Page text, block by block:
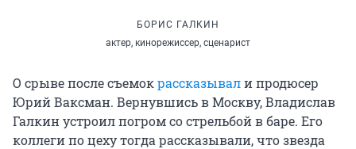
БОРИС ГАЛКИН
актер, кинорежиссер, сценарист
О срыве после съемокрассказывали продюсер
Юрий Ваксман. Вернувшись в Москву, Владислав
Галкин устроил погром со стрельбой в баре. Его
коллеги по цеху тогда рассказывали, что звезда